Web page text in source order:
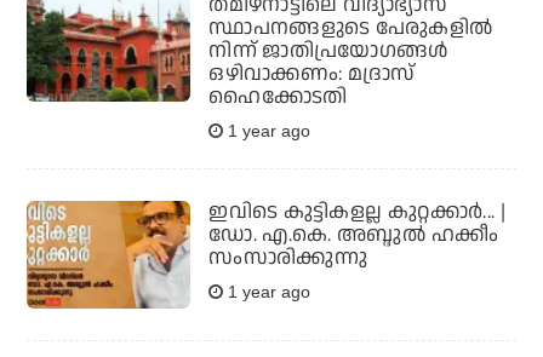
സ്ഥാപനങ്ങളുടെ പേരുകളില്‍
നിന്ന് ജാതിപ്രയോഗങ്ങള്‍
ഒഴിവാക്കണം: മദ്രാസ്
ഹൈക്കോടതി
1 year ago
ഇവിടെ കുട്ടികളല്ല കുറ്റക്കാർ... |
ഡോ. എ.കെ. അബ്ദുൽ ഹക്കീം
സംസാരിക്കുന്നു
1 year ago